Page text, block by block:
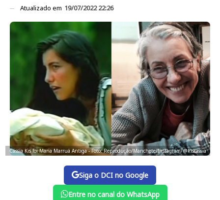
Atualizado em 19/07/2022 22:26
Cássia Kis foi Maria Marruá Antiga - Foto: Reprodução/Manchete/Instagram/@kiscassia
Siga o DCI no Google
Entre no canal do WhatsApp